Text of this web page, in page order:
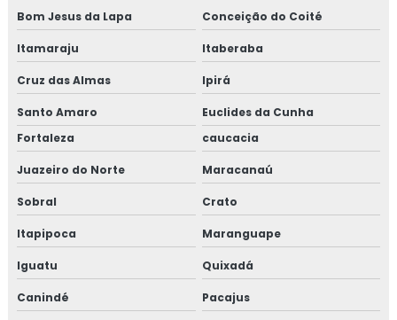
Bom Jesus da Lapa Conceição do Coité
Itamaraju Itaberaba
Cruz das Almas Ipirá
Santo Amaro
Euclides da Cunha
Fortaleza
caucacia
Juazeiro do Norte Maracanaú
Sobral Crato
Itapipoca Maranguape
Iguatu Quixadá
Canindé Pacajus